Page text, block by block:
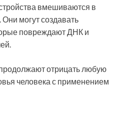
вмешиваются в
могут создавать
повреждают ДНК и
отрицать любую
человека с применением